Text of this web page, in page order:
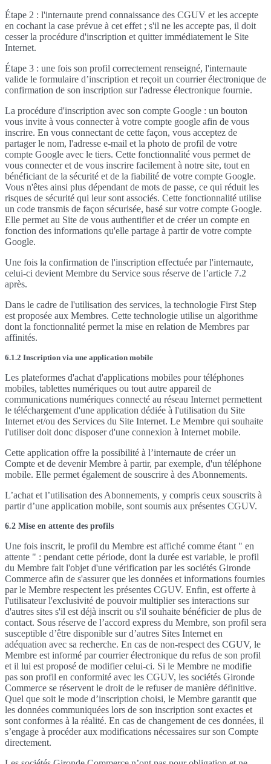
Étape 2 : l'internaute prend connaissance des CGUV et les accepte
en cochant la case prévue à cet effet ; s'il ne les accepte pas, il doit
cesser la procédure d'inscription et quitter immédiatement le Site
Internet.
Étape 3 : une fois son profil correctement renseigné, l'internaute
valide le formulaire d’inscription et reçoit un courrier électronique de
confirmation de son inscription sur l'adresse électronique fournie.
La procédure d'inscription avec son compte Google : un bouton
vous invite à vous connecter à votre compte google afin de vous
inscrire. En vous connectant de cette façon, vous acceptez de
partager le nom, l'adresse e-mail et la photo de profil de votre
compte Google avec le tiers. Cette fonctionnalité vous permet de
vous connecter et de vous inscrire facilement à notre site, tout en
bénéficiant de la sécurité et de la fiabilité de votre compte Google.
Vous n'êtes ainsi plus dépendant de mots de passe, ce qui réduit les
risques de sécurité qui leur sont associés. Cette fonctionnalité utilise
un code transmis de façon sécurisée, basé sur votre compte Google.
Elle permet au Site de vous authentifier et de créer un compte en
fonction des informations qu'elle partage à partir de votre compte
Google.
Une fois la confirmation de l'inscription effectuée par l'internaute,
celui-ci devient Membre du Service sous réserve de l’article 7.2
après.
Dans le cadre de l'utilisation des services, la technologie First Step
est proposée aux Membres. Cette technologie utilise un algorithme
dont la fonctionnalité permet la mise en relation de Membres par
affinités.
6.1.2 Inscription via une application mobile
Les plateformes d'achat d'applications mobiles pour téléphones
mobiles, tablettes numériques ou tout autre appareil de
communications numériques connecté au réseau Internet permettent
le téléchargement d'une application dédiée à l'utilisation du Site
Internet et/ou des Services du Site Internet. Le Membre qui souhaite
l'utiliser doit donc disposer d'une connexion à Internet mobile.
Cette application offre la possibilité à l’internaute de créer un
Compte et de devenir Membre à partir, par exemple, d'un téléphone
mobile. Elle permet également de souscrire à des Abonnements.
L’achat et l’utilisation des Abonnements, y compris ceux souscrits à
partir d’une application mobile, sont soumis aux présentes CGUV.
6.2 Mise en attente des profils
Une fois inscrit, le profil du Membre est affiché comme étant " en
attente " : pendant cette période, dont la durée est variable, le profil
du Membre fait l'objet d'une vérification par les sociétés Gironde
Commerce afin de s'assurer que les données et informations fournies
par le Membre respectent les présentes CGUV. Enfin, est offerte à
l'utilisateur l'exclusivité de pouvoir multiplier ses interactions sur
d'autres sites s'il est déjà inscrit ou s'il souhaite bénéficier de plus de
contact. Sous réserve de l’accord express du Membre, son profil sera
susceptible d’être disponible sur d’autres Sites Internet en
adéquation avec sa recherche. En cas de non-respect des CGUV, le
Membre est informé par courrier électronique du refus de son profil
et il lui est proposé de modifier celui-ci. Si le Membre ne modifie
pas son profil en conformité avec les CGUV, les sociétés Gironde
Commerce se réservent le droit de le refuser de manière définitive.
Quel que soit le mode d’inscription choisi, le Membre garantit que
les données communiquées lors de son inscription sont exactes et
sont conformes à la réalité. En cas de changement de ces données, il
s’engage à procéder aux modifications nécessaires sur son Compte
directement.